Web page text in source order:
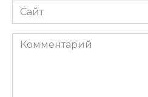
Сайт
Комментарий